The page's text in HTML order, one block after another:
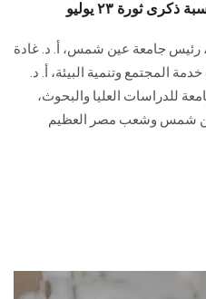
ثورة ٢٣ يوليو
رئيس جامعة عين شمس، أ. د. غادة
المجتمع وتنمية البيئة، أ. د.
للدراسات العليا والبحوث،
شمس وشعب مصر العظيم